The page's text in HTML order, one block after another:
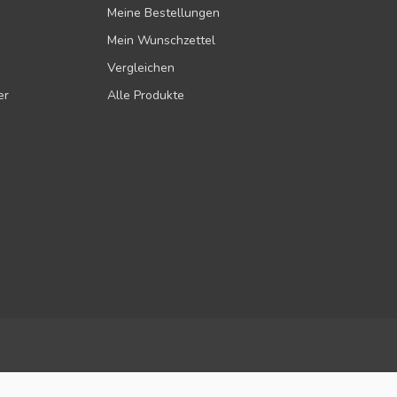
Meine Bestellungen
Mein Wunschzettel
Vergleichen
Alle Produkte